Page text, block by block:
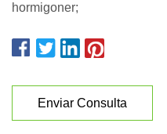
hormigoner;
Enviar Consulta